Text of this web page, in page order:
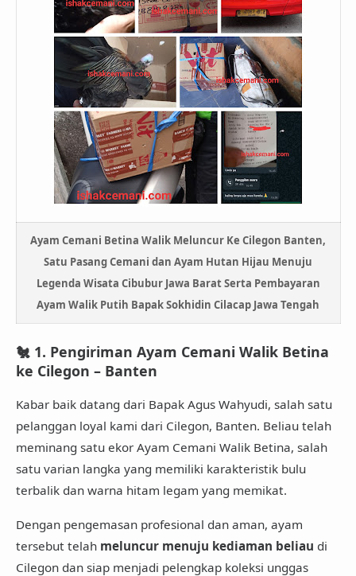
Ayam Cemani Betina Walik Meluncur Ke Cilegon Banten,
Satu Pasang Cemani dan Ayam Hutan Hijau Menuju
Legenda Wisata Cibubur Jawa Barat Serta Pembayaran
Ayam Walik Putih Bapak Sokhidin Cilacap Jawa Tengah
🐔 1. Pengiriman Ayam Cemani Walik Betina
ke Cilegon – Banten
Kabar baik datang dari Bapak Agus Wahyudi, salah satu
pelanggan loyal kami dari Cilegon, Banten. Beliau telah
meminang satu ekor Ayam Cemani Walik Betina, salah
satu varian langka yang memiliki karakteristik bulu
terbalik dan warna hitam legam yang memikat.
Dengan pengemasan profesional dan aman, ayam
tersebut telah meluncur menuju kediaman beliau di
Cilegon dan siap menjadi pelengkap koleksi unggas